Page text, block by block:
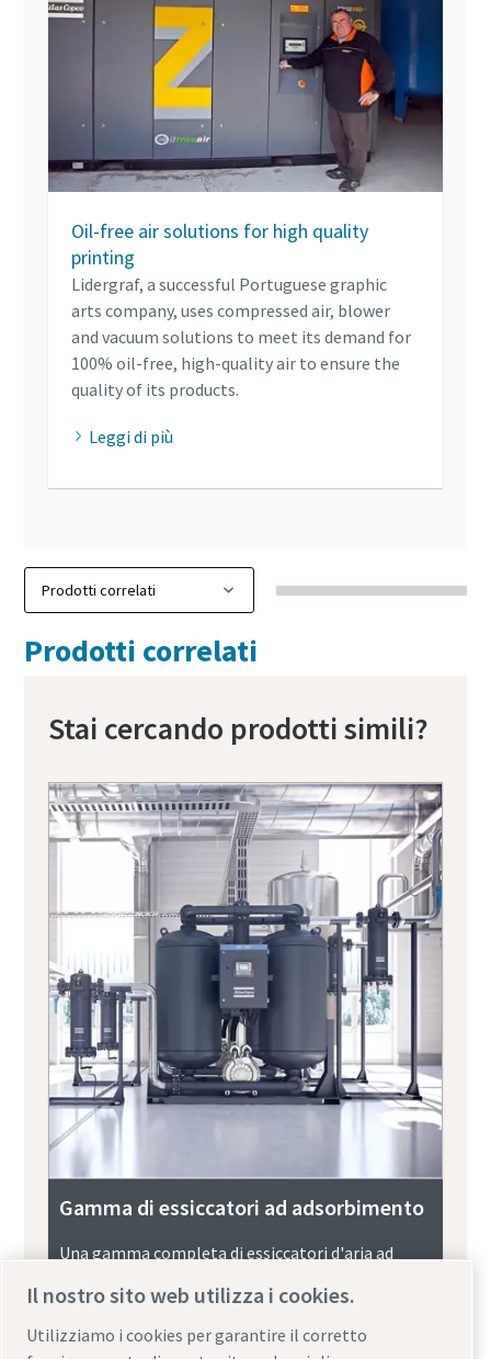
Oil-free air solutions for high quality
printing
Lidergraf, a successful Portuguese graphic
arts company, uses compressed air, blower
and vacuum solutions to meet its demand for
100% oil-free, high-quality air to ensure the
quality of its products.
Leggi di più
Prodotti correlati
Stai cercando prodotti simili?
Gamma di essiccatori ad adsorbimento
Una gamma completa di essiccatori d'aria ad
applicazioni industriali. Produttività, efficienza e
protezione ottimali.
Il nostro sito web utilizza i cookies.
Utilizziamo i cookies per garantire il corretto